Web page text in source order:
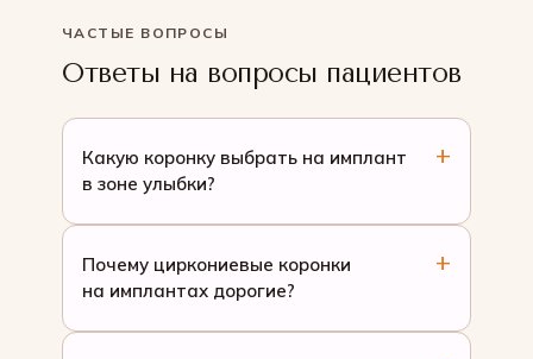
ЧАСТЫЕ ВОПРОСЫ
Ответы на вопросы пациентов
Какую коронку выбрать на имплант
в зоне улыбки?
Почему циркониевые коронки
на имплантах дорогие?